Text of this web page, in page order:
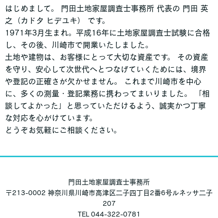
はじめまして。 門田土地家屋調査士事務所 代表の 門田 英
之（カドタ ヒデユキ） です。
1971年3月生まれ。平成16年に土地家屋調査士試験に合格
し、その後、川崎市で開業いたしました。
土地や建物は、お客様にとって大切な資産です。 その資産
を守り、安心して次世代へとつなげていくためには、境界
や登記の正確さが欠かせません。 これまで川崎市を中心
に、多くの測量・登記業務に携わってまいりました。 「相
談してよかった」と思っていただけるよう、誠実かつ丁寧
な対応を心がけています。
どうぞお気軽にご相談ください。
門田土地家屋調査士事務所
〒213-0002 神奈川県川崎市高津区二子四丁目2番6号ルネッサ二子
207
TEL 044-322-0781